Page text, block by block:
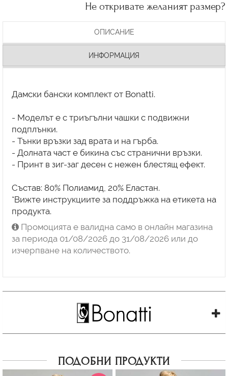
Не откривате желаният размер?
ОПИСАНИЕ
ИНФОРМАЦИЯ
Дамски бански комплект от Bonatti.
- Моделът е с триъгълни чашки с подвижни
подплънки.
- Тънки връзки зад врата и на гърба.
- Долната част е бикина със странични връзки.
- Принт в зиг-заг десен с нежен блестящ ефект.
Състав: 80% Полиамид, 20% Еластан.
*Вижте инструкциите за поддръжка на етикета на
продукта.
Промоцията е валидна само в онлайн магазина
за периода 01/08/2026 до 31/08/2026 или до
изчерпване на количеството.
ПОДОБНИ ПРОДУКТИ